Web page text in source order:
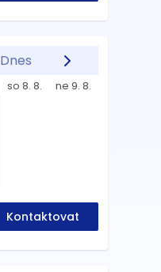
Dnes
so 8. 8. ne 9. 8.
Kontaktovat